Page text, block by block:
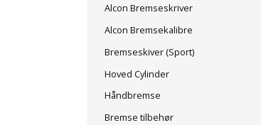
Alcon Bremseskriver
Alcon Bremsekalibre
Bremseskiver (Sport)
Hoved Cylinder
Håndbremse
Bremse tilbehør